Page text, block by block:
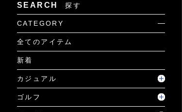
SEARCH 探す
CATEGORY
全てのアイテム
新着
カジュアル
ゴルフ